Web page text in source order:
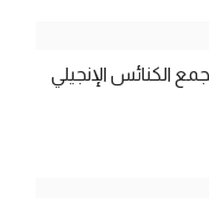
الكنائس الإنجيلي